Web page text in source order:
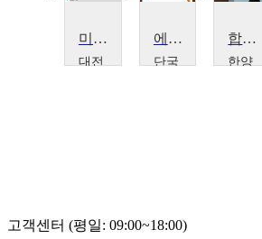
미래를여는나노기술
대전
에너지나노소재기술론
단국
합성생물공학
한양
고객센터 (평일: 09:00~18:00)